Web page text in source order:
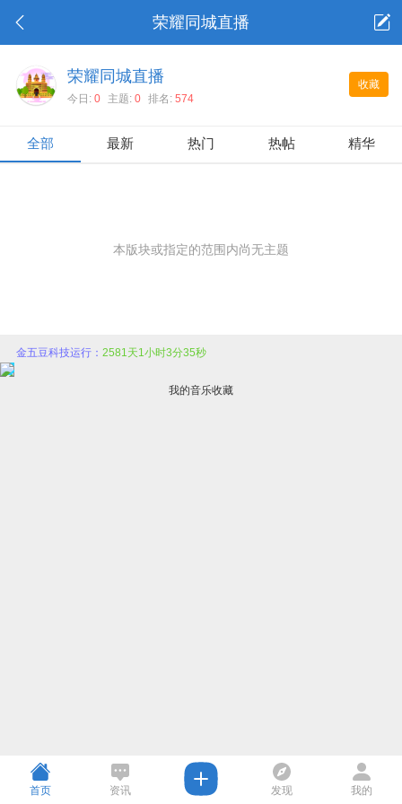
荣耀同城直播
收藏
荣耀同城直播
今日: 0 主题: 0 排名: 574
全部 最新 热门 热帖 精华
本版块或指定的范围内尚无主题
金五豆科技运行： 2581天1小时3分35秒
我的音乐收藏
首页 资讯 发现 我的